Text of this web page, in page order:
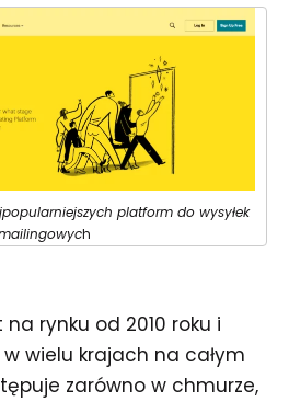
platform do wysyłek
h
rynku od 2010 roku i
w wielu krajach na całym
zarówno w chmurze,